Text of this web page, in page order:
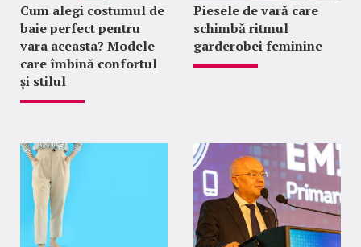
Cum alegi costumul de
baie perfect pentru
vara aceasta? Modele
care îmbină confortul
și stilul
Piesele de vară care
schimbă ritmul
garderobei feminine